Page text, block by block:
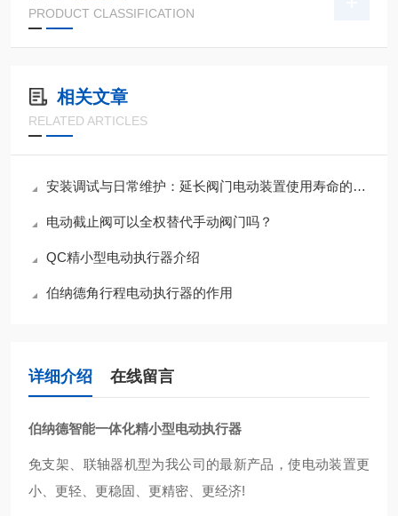
PRODUCT CLASSIFICATION
相关文章
RELATED ARTICLES
安装调试与日常维护：延长阀门电动装置使用寿命的关键措施
电动截止阀可以全权替代手动阀门吗？
QC精小型电动执行器介绍
伯纳德角行程电动执行器的作用
详细介绍 在线留言
伯纳德智能一体化精小型电动执行器
免支架、联轴器机型为我公司的最新产品，使电动装置更
小、更轻、更稳固、更精密、更经济!